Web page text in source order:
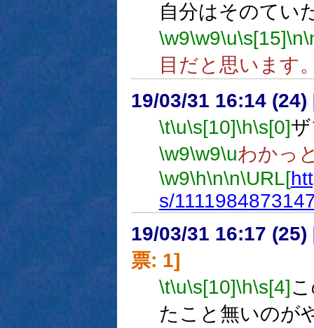
自分はそのてい
\w9\w9\u\s[15]\n
目だと思います
19/03/31 16:14 (24)
\t\u\s[10]\h\s[0]
\w9\w9\uわかっ
\w9\h\n\n\URL[
s/
19/03/31 16:17 (25)
票: 1]
\t\u\s[10]\h\s[4]
たこと無いのが